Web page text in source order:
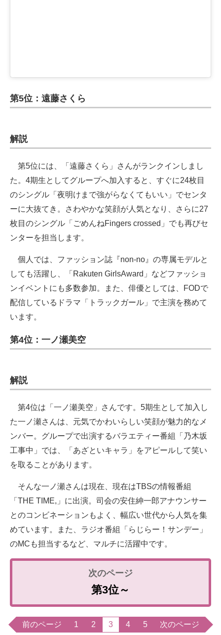
第5位：遠藤さくら
解説
第5位には、「遠藤さくら」さんがランクインしまし
た。4期生としてグループへ加入すると、すぐに24枚目
のシングル「夜明けまで強がらなくてもいい」でセンタ
ーに大抜てき。さわやかな笑顔が人気となり、さらに27
枚目のシングル「ごめんねFingers crossed」でも再びセ
ンターを担当します。
個人では、ファッション誌『non-no』の専属モデルと
しても活躍し、「Rakuten GirlsAward」などファッショ
ンイベントにも多数参加。また、俳優としては、FODで
配信しているドラマ「トラックガール」で主演を務めて
います。
第4位：一ノ瀬美空
解説
第4位は「一ノ瀬美空」さんです。5期生として加入し
た一ノ瀬さんは、元気でかわいらしい笑顔が魅力的なメ
ンバー。グループで出演するバラエティー番組「乃木坂
工事中」では、「あざといキャラ」をアピールして笑い
を取ることがあります。
そんな一ノ瀬さんは現在、現在はTBSの情報番組
「THE TIME,」に出演。司会の安住紳一郎アナウンサー
とのコンビネーションもよく、幅広い世代から人気を集
めています。また、ラジオ番組「らじらー！サンデー」
のMCも担当するなど、マルチに活躍中です。
第3位～
前のページ 1 2 3 4 5 次のページ